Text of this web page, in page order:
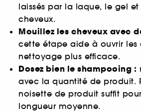
laissés par la laque, le gel
cheveux.
Mouillez les cheveux avec
cette étape aide à ouvrir les
nettoyage plus efficace.
Dosez bien le shampooing :
avec la quantité de produit.
noisette de produit suffit
longueur moyenne.